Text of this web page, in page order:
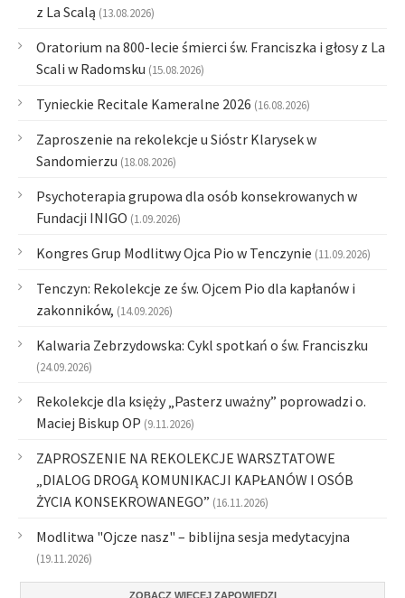
z La Scalą (13.08.2026)
Oratorium na 800-lecie śmierci św. Franciszka i głosy z La
Scali w Radomsku (15.08.2026)
Tynieckie Recitale Kameralne 2026 (16.08.2026)
Zaproszenie na rekolekcje u Sióstr Klarysek w
Sandomierzu (18.08.2026)
Psychoterapia grupowa dla osób konsekrowanych w
Fundacji INIGO (1.09.2026)
Kongres Grup Modlitwy Ojca Pio w Tenczynie (11.09.2026)
Tenczyn: Rekolekcje ze św. Ojcem Pio dla kapłanów i
zakonników, (14.09.2026)
Kalwaria Zebrzydowska: Cykl spotkań o św. Franciszku
(24.09.2026)
Rekolekcje dla księży „Pasterz uważny” poprowadzi o.
Maciej Biskup OP (9.11.2026)
ZAPROSZENIE NA REKOLEKCJE WARSZTATOWE
„DIALOG DROGĄ KOMUNIKACJI KAPŁANÓW I OSÓB
ŻYCIA KONSEKROWANEGO” (16.11.2026)
Modlitwa "Ojcze nasz" – biblijna sesja medytacyjna
(19.11.2026)
ZOBACZ WIĘCEJ ZAPOWIEDZI